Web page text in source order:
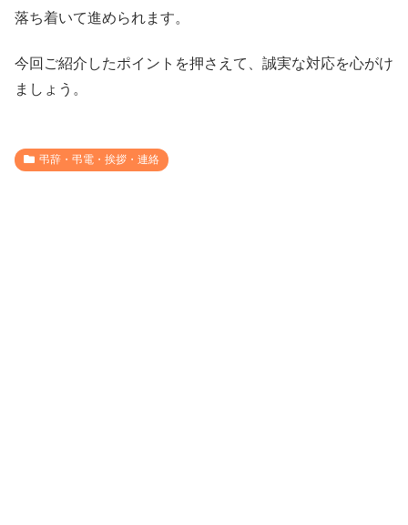
落ち着いて進められます。
今回ご紹介したポイントを押さえて、誠実な対応を心がけ
ましょう。
弔辞・弔電・挨拶・連絡